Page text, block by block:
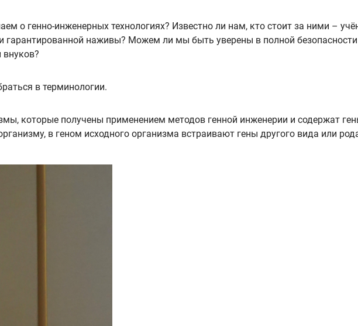
о генно-инженерных технологиях? Известно ли нам, кто стоит за ними –
наживы? Можем ли мы быть уверены в полной безопасности
внуков?
в терминологии.
которые получены применением методов генной инженерии и содержат
в геном исходного организма встраивают гены другого вида или